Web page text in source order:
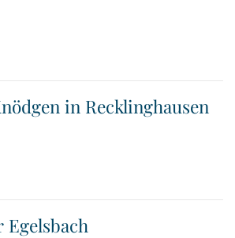
in Recklinghausen
Egelsbach